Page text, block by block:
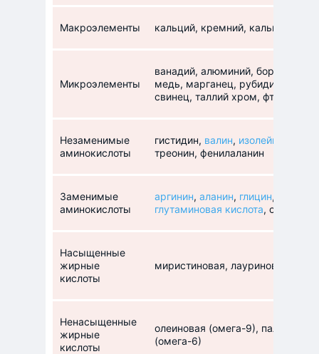
Макроэлементы кальций, кремний, кальций,
Микроэлементы
ванадий, алюминий, бор,
медь, марганец, рубидий,
свинец, таллий хром, фтор, цинк
Незаменимые
аминокислоты
гистидин, валин, изолейцин
треонин, фенилаланин
Заменимые
аминокислоты
аргинин, аланин, глицин,
глутаминовая кислота, серин,
Насыщенные
жирные
кислоты
миристиновая, лауриновая,
Ненасыщенные
жирные
кислоты
олеиновая (омега-9),
(омега-6)